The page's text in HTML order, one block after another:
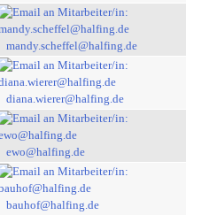
mandy.scheffel@halfing.de
diana.wierer@halfing.de
ewo@halfing.de
bauhof@halfing.de